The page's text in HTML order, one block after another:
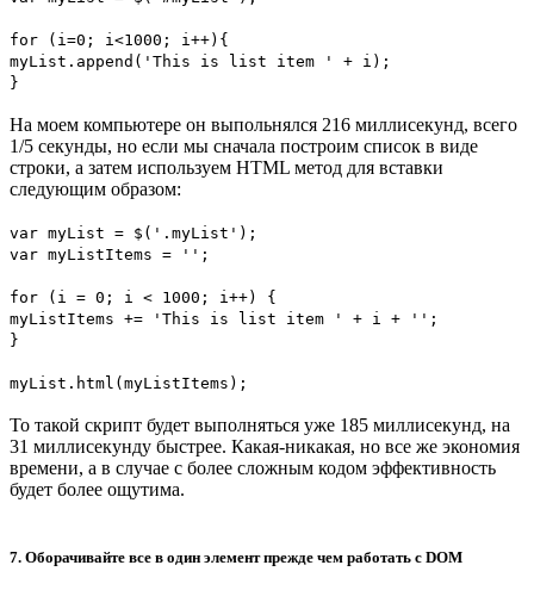
for (i=0; i<1000; i++){
myList.append('This is list item ' + i);
}
На моем компьютере он выпольнялся 216 миллисекунд, всего
1/5 секунды, но если мы сначала построим список в виде
строки, а затем используем HTML метод для вставки
следующим образом:
var myList = $('.myList');
var myListItems = '';
for (i = 0; i < 1000; i++) {
myListItems += 'This is list item ' + i + '';
}
myList.html(myListItems);
То такой скрипт будет выполняться уже 185 миллисекунд, на
31 миллисекунду быстрее. Какая-никакая, но все же экономия
времени, а в случае с более сложным кодом эффективность
будет более ощутима.
7. Оборачивайте все в один элемент прежде чем работать с DOM